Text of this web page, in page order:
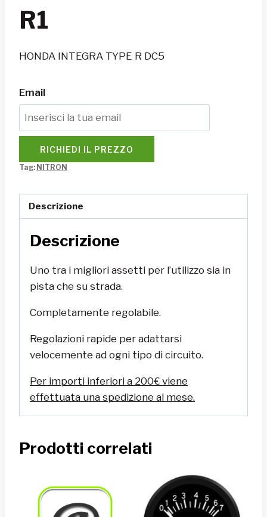
R1
HONDA INTEGRA TYPE R DC5
Email
RICHIEDI IL PREZZO
Tag: NITRON
Descrizione
Descrizione
Uno tra i migliori assetti per l’utilizzo sia in
pista che su strada.
Completamente regolabile.
Regolazioni rapide per adattarsi
velocemente ad ogni tipo di circuito.
Per importi inferiori a 200€ viene
effettuata una spedizione al mese.
Prodotti correlati